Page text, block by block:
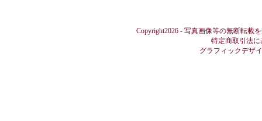
Copyright2026 - 写真画像等の無断転載
特定商取引法
グラフィックデザ